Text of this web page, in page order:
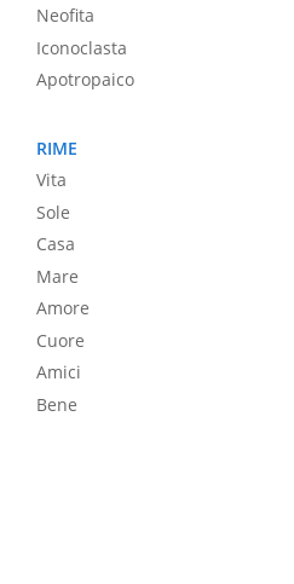
Neofita
Iconoclasta
Apotropaico
RIME
Vita
Sole
Casa
Mare
Amore
Cuore
Amici
Bene